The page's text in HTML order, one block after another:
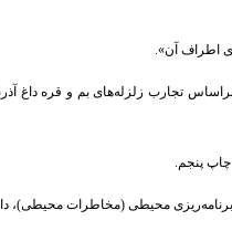
حادثه (براساس تجارب زلزله‌های بم و قره